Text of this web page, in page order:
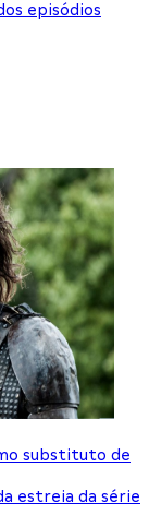
episódios
substituto de
estreia da série